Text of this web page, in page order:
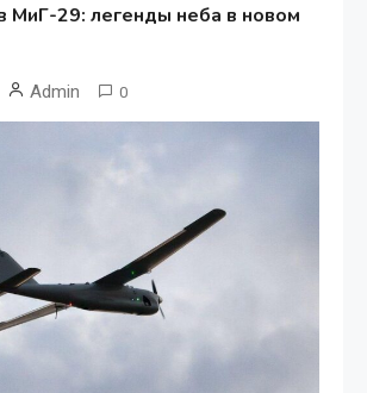
МиГ-29: легенды неба в новом
Admin 0